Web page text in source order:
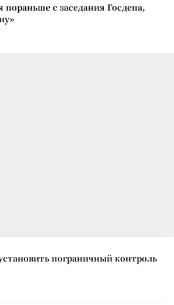
с заседания Госдепа,
пограничный контроль